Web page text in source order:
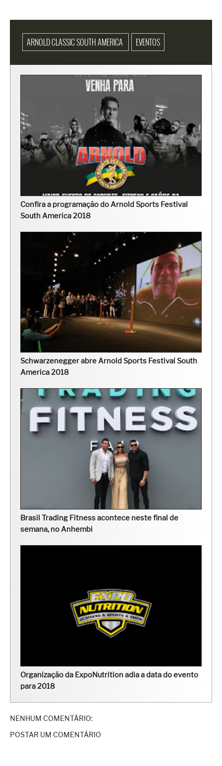
ARNOLD CLASSIC SOUTH AMERICA EVENTOS
Confira a programação do Arnold Sports Festival
South America 2018
Schwarzenegger abre Arnold Sports Festival South
America 2018
Brasil Trading Fitness acontece neste final de
semana, no Anhembi
Organização da ExpoNutrition adia a data do evento
para 2018
NENHUM COMENTÁRIO:
POSTAR UM COMENTÁRIO